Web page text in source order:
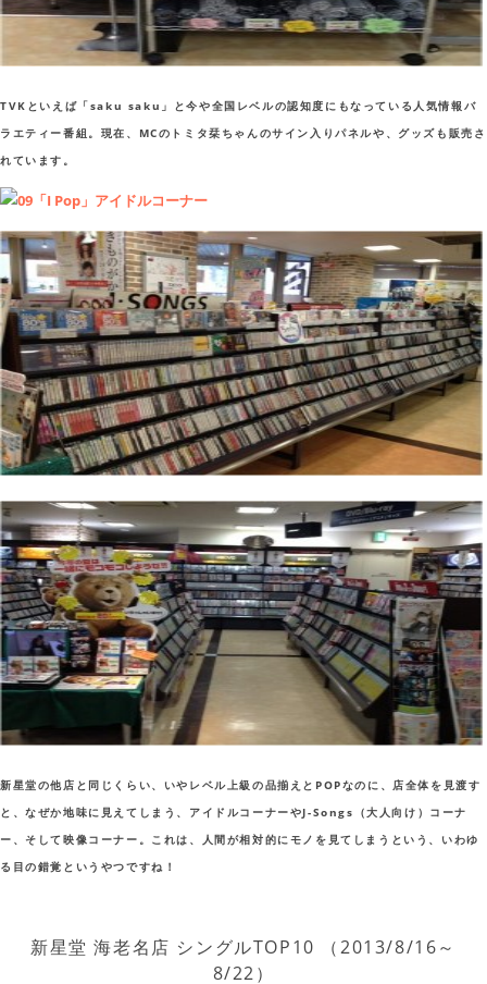
TVKといえば「saku saku」と今や全国レベルの認知度にもなっている人気情報バ
ラエティー番組。現在、MCのトミタ栞ちゃんのサイン入りパネルや、グッズも販売さ
れています。
新星堂の他店と同じくらい、いやレベル上級の品揃えとPOPなのに、店全体を見渡す
と、なぜか地味に見えてしまう、アイドルコーナーやJ-Songs（大人向け）コーナ
ー、そして映像コーナー。これは、人間が相対的にモノを見てしまうという、いわゆ
る目の錯覚というやつですね！
新星堂 海老名店 シングルTOP10 （2013/8/16～
8/22）